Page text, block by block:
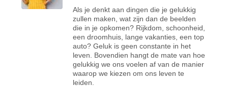
Als je denkt aan dingen die je gelukkig
zullen maken, wat zijn dan de beelden
die in je opkomen? Rijkdom, schoonheid,
een droomhuis, lange vakanties, een top
auto? Geluk is geen constante in het
leven. Bovendien hangt de mate van hoe
gelukkig we ons voelen af van de manier
waarop we kiezen om ons leven te
leiden.